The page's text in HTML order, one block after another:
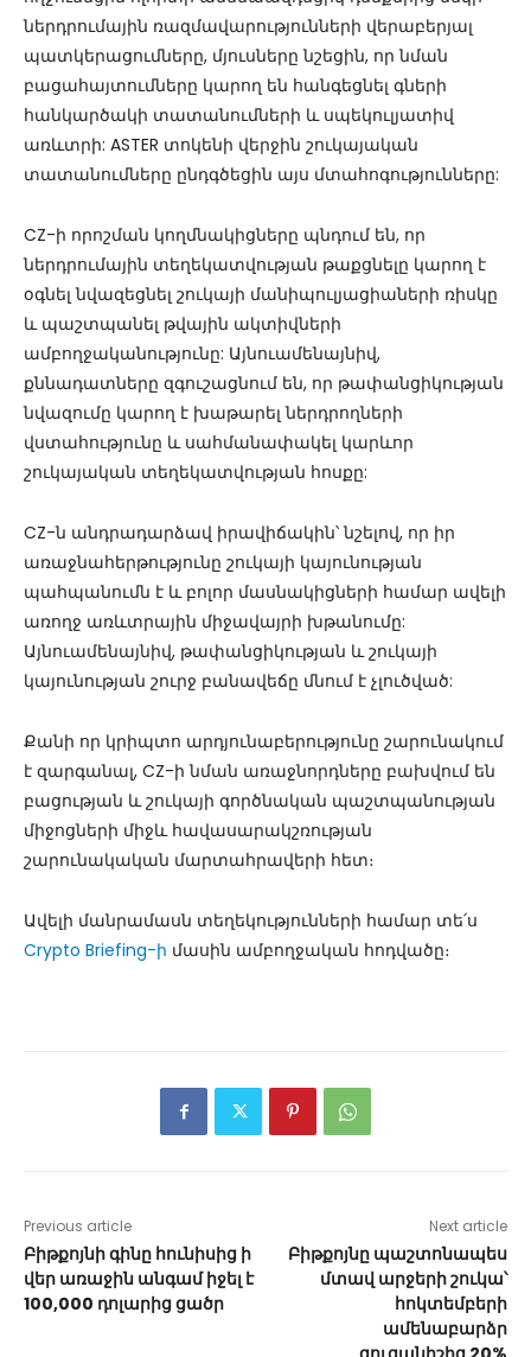
ներդրումային ռազմավարությունների վերաբերյալ
պատկերացումները, մյուսները նշեցին, որ նման
բացահայտումները կարող են հանգեցնել գների
հանկարծակի տատանումների և սպեկուլյատիվ
առևտրի: ASTER տոկենի վերջին շուկայական
տատանումները ընդգծեցին այս մտահոգությունները:
CZ-ի որոշման կողմնակիցները պնդում են, որ
ներդրումային տեղեկատվության թաքցնելը կարող է
օգնել նվազեցնել շուկայի մանիպուլյացիաների ռիսկը
և պաշտպանել թվային ակտիվների
ամբողջականությունը: Այնուամենայնիվ,
քննադատները զգուշացնում են, որ թափանցիկության
նվազումը կարող է խաթարել ներդրողների
վստահությունը և սահմանափակել կարևոր
շուկայական տեղեկատվության հոսքը:
CZ-ն անդրադարձավ իրավիճակին՝ նշելով, որ իր
առաջնահերթությունը շուկայի կայունության
պահպանումն է և բոլոր մասնակիցների համար ավելի
առողջ առևտրային միջավայրի խթանումը:
Այնուամենայնիվ, թափանցիկության և շուկայի
կայունության շուրջ բանավեճը մնում է չլուծված:
Քանի որ կրիպտո արդյունաբերությունը շարունակում
է զարգանալ, CZ-ի նման առաջնորդները բախվում են
բացության և շուկայի գործնական պաշտպանության
միջոցների միջև հավասարակշռության
շարունակական մարտահրավերի հետ։
Ավելի մանրամասն տեղեկությունների համար տե՛ս
Crypto Briefing-ի մասին ամբողջական հոդվածը։
Previous article
Բիթքոյնի գինը հունիսից ի
վեր առաջին անգամ իջել է
100,000 դոլարից ցածր
Next article
Բիթքոյնը պաշտոնապես
մտավ արջերի շուկա՝
հոկտեմբերի
ամենաբարձր